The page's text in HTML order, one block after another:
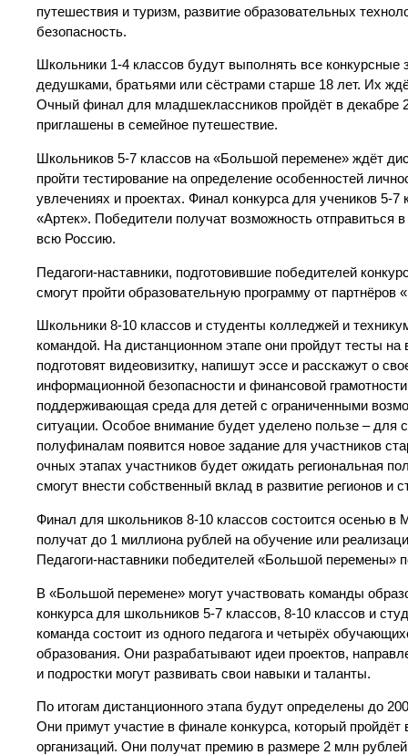
путешествия и туризм, развитие образовательных
безопасность.
Школьники 1-4 классов будут выполнять все
дедушками, братьями или сёстрами старше 18 лет. Их
Очный финал для младшеклассников пройдёт в декабре
приглашены в семейное путешествие.
Школьников 5-7 классов на «Большой перемене» ждёт
пройти тестирование на определение особенностей
увлечениях и проектах. Финал конкурса для учеников
«Артек». Победители получат возможность отправиться
всю Россию.
Педагоги-наставники, подготовившие победителей
смогут пройти образовательную программу от
Школьники 8-10 классов и студенты колледжей и
командой. На дистанционном этапе они пройдут тесты
подготовят видеовизитку, напишут эссе и расскажут о
информационной безопасности и финансовой
поддерживающая среда для детей с ограниченными
ситуации. Особое внимание будет уделено пользе – для
полуфиналам появится новое задание для участников
очных этапах участников будет ожидать региональная
смогут внести собственный вклад в развитие регионов и
Финал для школьников 8-10 классов состоится осенью
получат до 1 миллиона рублей на обучение или
Педагоги-наставники победителей «Большой
В «Большой перемене» могут участвовать команды
конкурса для школьников 5-7 классов, 8-10 классов и
команда состоит из одного педагога и четырёх
образования. Они разрабатывают идеи проектов,
и подростки могут развивать свои навыки и таланты.
По итогам дистанционного этапа будут определены до
Они примут участие в финале конкурса, который
организаций. Они получат премию в размере 2 млн